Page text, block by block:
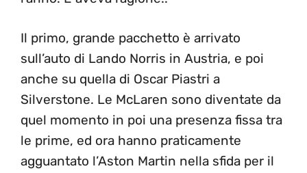
Il primo, grande pacchetto è arrivato
sull’auto di Lando Norris in Austria, e poi
anche su quella di Oscar Piastri a
Silverstone. Le McLaren sono diventate da
quel momento in poi una presenza fissa tra
le prime, ed ora hanno praticamente
agguantato l’Aston Martin nella sfida per il